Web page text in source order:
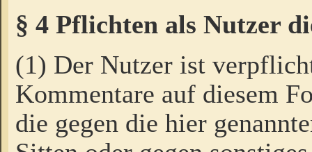
§ 4 Pflichten als Nutzer
(1) Der Nutzer ist
Kommentare auf diesem
die gegen die hier